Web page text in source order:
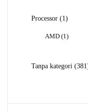
Processor 11
AMD 1 1
Tanpa kategori 381